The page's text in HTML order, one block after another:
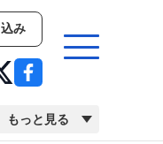
み
もっと見る